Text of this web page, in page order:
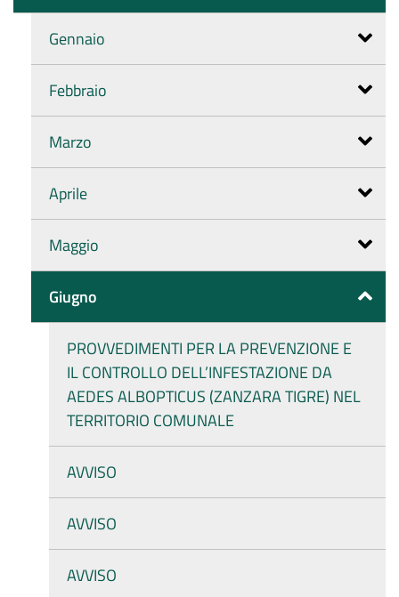
Gennaio
Febbraio
Marzo
Aprile
Maggio
Giugno
PROVVEDIMENTI PER LA PREVENZIONE E
IL CONTROLLO DELL’INFESTAZIONE DA
AEDES ALBOPTICUS (ZANZARA TIGRE) NEL
TERRITORIO COMUNALE
AVVISO
AVVISO
AVVISO